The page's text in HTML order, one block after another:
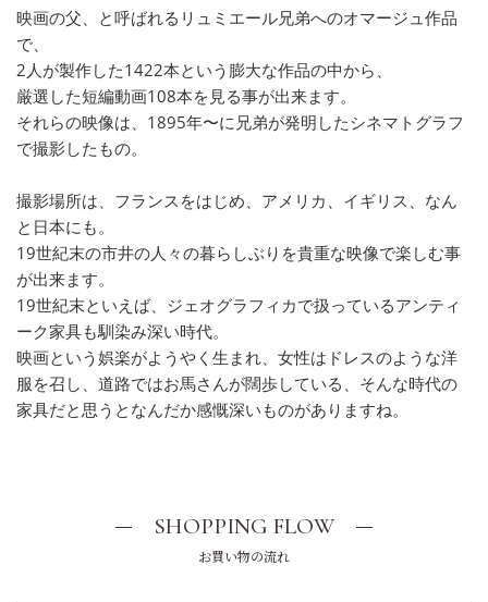
映画の父、と呼ばれるリュミエール兄弟へのオマージュ作品
で、
2人が製作した1422本という膨大な作品の中から、
厳選した短編動画108本を見る事が出来ます。
それらの映像は、1895年〜に兄弟が発明したシネマトグラフ
で撮影したもの。
撮影場所は、フランスをはじめ、アメリカ、イギリス、なん
と日本にも。
19世紀末の市井の人々の暮らしぶりを貴重な映像で楽しむ事
が出来ます。
19世紀末といえば、ジェオグラフィカで扱っているアンティ
ーク家具も馴染み深い時代。
映画という娯楽がようやく生まれ、女性はドレスのような洋
服を召し、道路ではお馬さんが闊歩している、そんな時代の
家具だと思うとなんだか感慨深いものがありますね。
SHOPPING FLOW
お買い物の流れ